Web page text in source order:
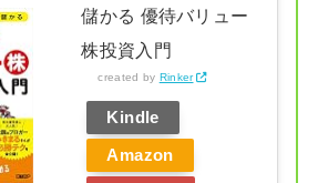
儲かる 優待バリュー
株投資入門
created by Rinker
Kindle
Amazon